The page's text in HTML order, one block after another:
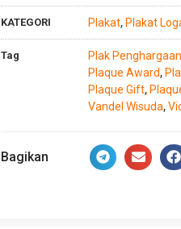
KATEGORI Plakat, Plakat
Tag Plak
Plaque Award ,
Plaque Gift,
Vandel Wisuda,
Bagikan